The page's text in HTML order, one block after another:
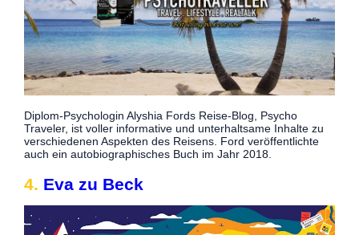
Diplom-Psychologin Alyshia Fords Reise-Blog, Psycho
Traveler, ist voller informative und unterhaltsame Inhalte zu
verschiedenen Aspekten des Reisens. Ford veröffentlichte
auch ein autobiographisches Buch im Jahr 2018.
4. Eva zu Beck